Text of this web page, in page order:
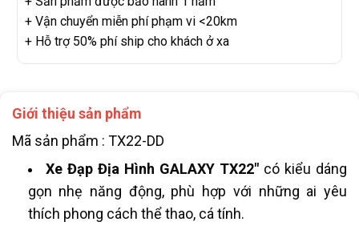
+ Vận chuyển miễn phí phạm vi <20km
+ Hỗ trợ 50% phí ship cho khách ở xa
Giới thiệu sản phẩm
Mã sản phẩm : TX22-DD
Xe Đạp Địa Hình GALAXY TX22″ có kiểu dáng
gọn nhẹ năng động, phù hợp với những ai yêu
thích phong cách thể thao, cá tính.